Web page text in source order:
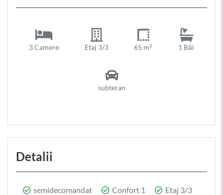
3 Camere Etaj 3/3 65 m2 1 Băi
subteran
Detalii
semidecomandat Confort 1
Etaj 3/3